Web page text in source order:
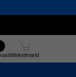
M
Winkelmand